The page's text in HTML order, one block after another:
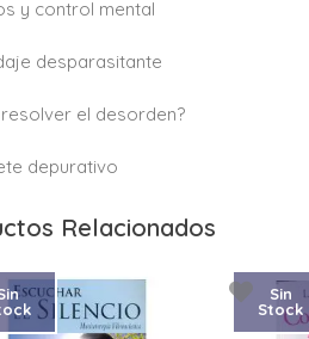
y control mental
desparasitante
el desorden?
depurativo
Relacionados
Sin
Stock